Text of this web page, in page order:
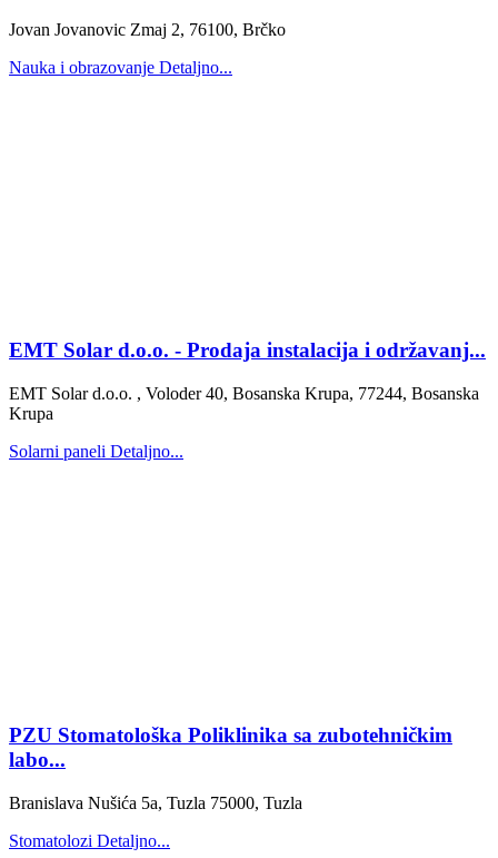
Jovan Jovanovic Zmaj 2, 76100, Brčko
Nauka i obrazovanje Detaljno...
EMT Solar d.o.o. - Prodaja instalacija i održavanj...
EMT Solar d.o.o. , Voloder 40, Bosanska Krupa, 77244, Bosanska
Krupa
Solarni paneli Detaljno...
PZU Stomatološka Poliklinika sa zubotehničkim
labo...
Branislava Nušića 5a, Tuzla 75000, Tuzla
Stomatolozi Detaljno...